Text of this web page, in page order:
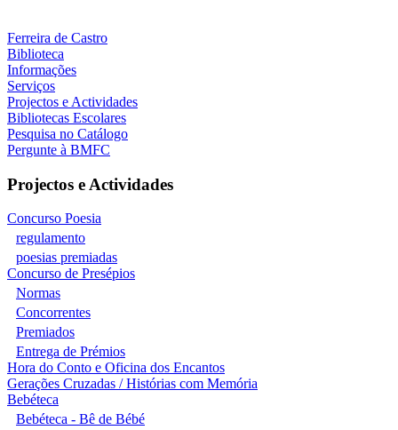
Ferreira de Castro
Biblioteca
Informações
Serviços
Projectos e Actividades
Bibliotecas Escolares
Pesquisa no Catálogo
Pergunte à BMFC
Projectos e Actividades
Concurso Poesia
regulamento
poesias premiadas
Concurso de Presépios
Normas
Concorrentes
Premiados
Entrega de Prémios
Hora do Conto e Oficina dos Encantos
Gerações Cruzadas / Histórias com Memória
Bebéteca
Bebéteca - Bê de Bébé